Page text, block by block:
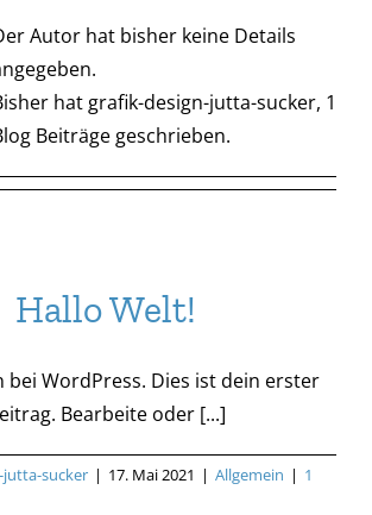
Autor hat bisher keine Details
hat grafik-design-jutta-sucker, 1
Beiträge geschrieben.
Hallo Welt!
bei WordPress. Dies ist dein erster
Bearbeite oder [...]
sucker | 17. Mai 2021 | Allgemein | 1